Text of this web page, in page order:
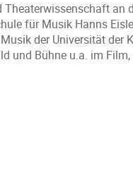
an
für Musik Hanns
der Universität der
und Bühne u.a. im